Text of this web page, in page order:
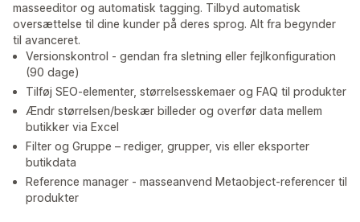
masseeditor og automatisk tagging. Tilbyd automatisk
oversættelse til dine kunder på deres sprog. Alt fra begynder
til avanceret.
Versionskontrol - gendan fra sletning eller fejlkonfiguration
(90 dage)
Tilføj SEO-elementer, størrelsesskemaer og FAQ til produkter
Ændr størrelsen/beskær billeder og overfør data mellem
butikker via Excel
Filter og Gruppe – rediger, grupper, vis eller eksporter
butikdata
Reference manager - masseanvend Metaobject-referencer til
produkter